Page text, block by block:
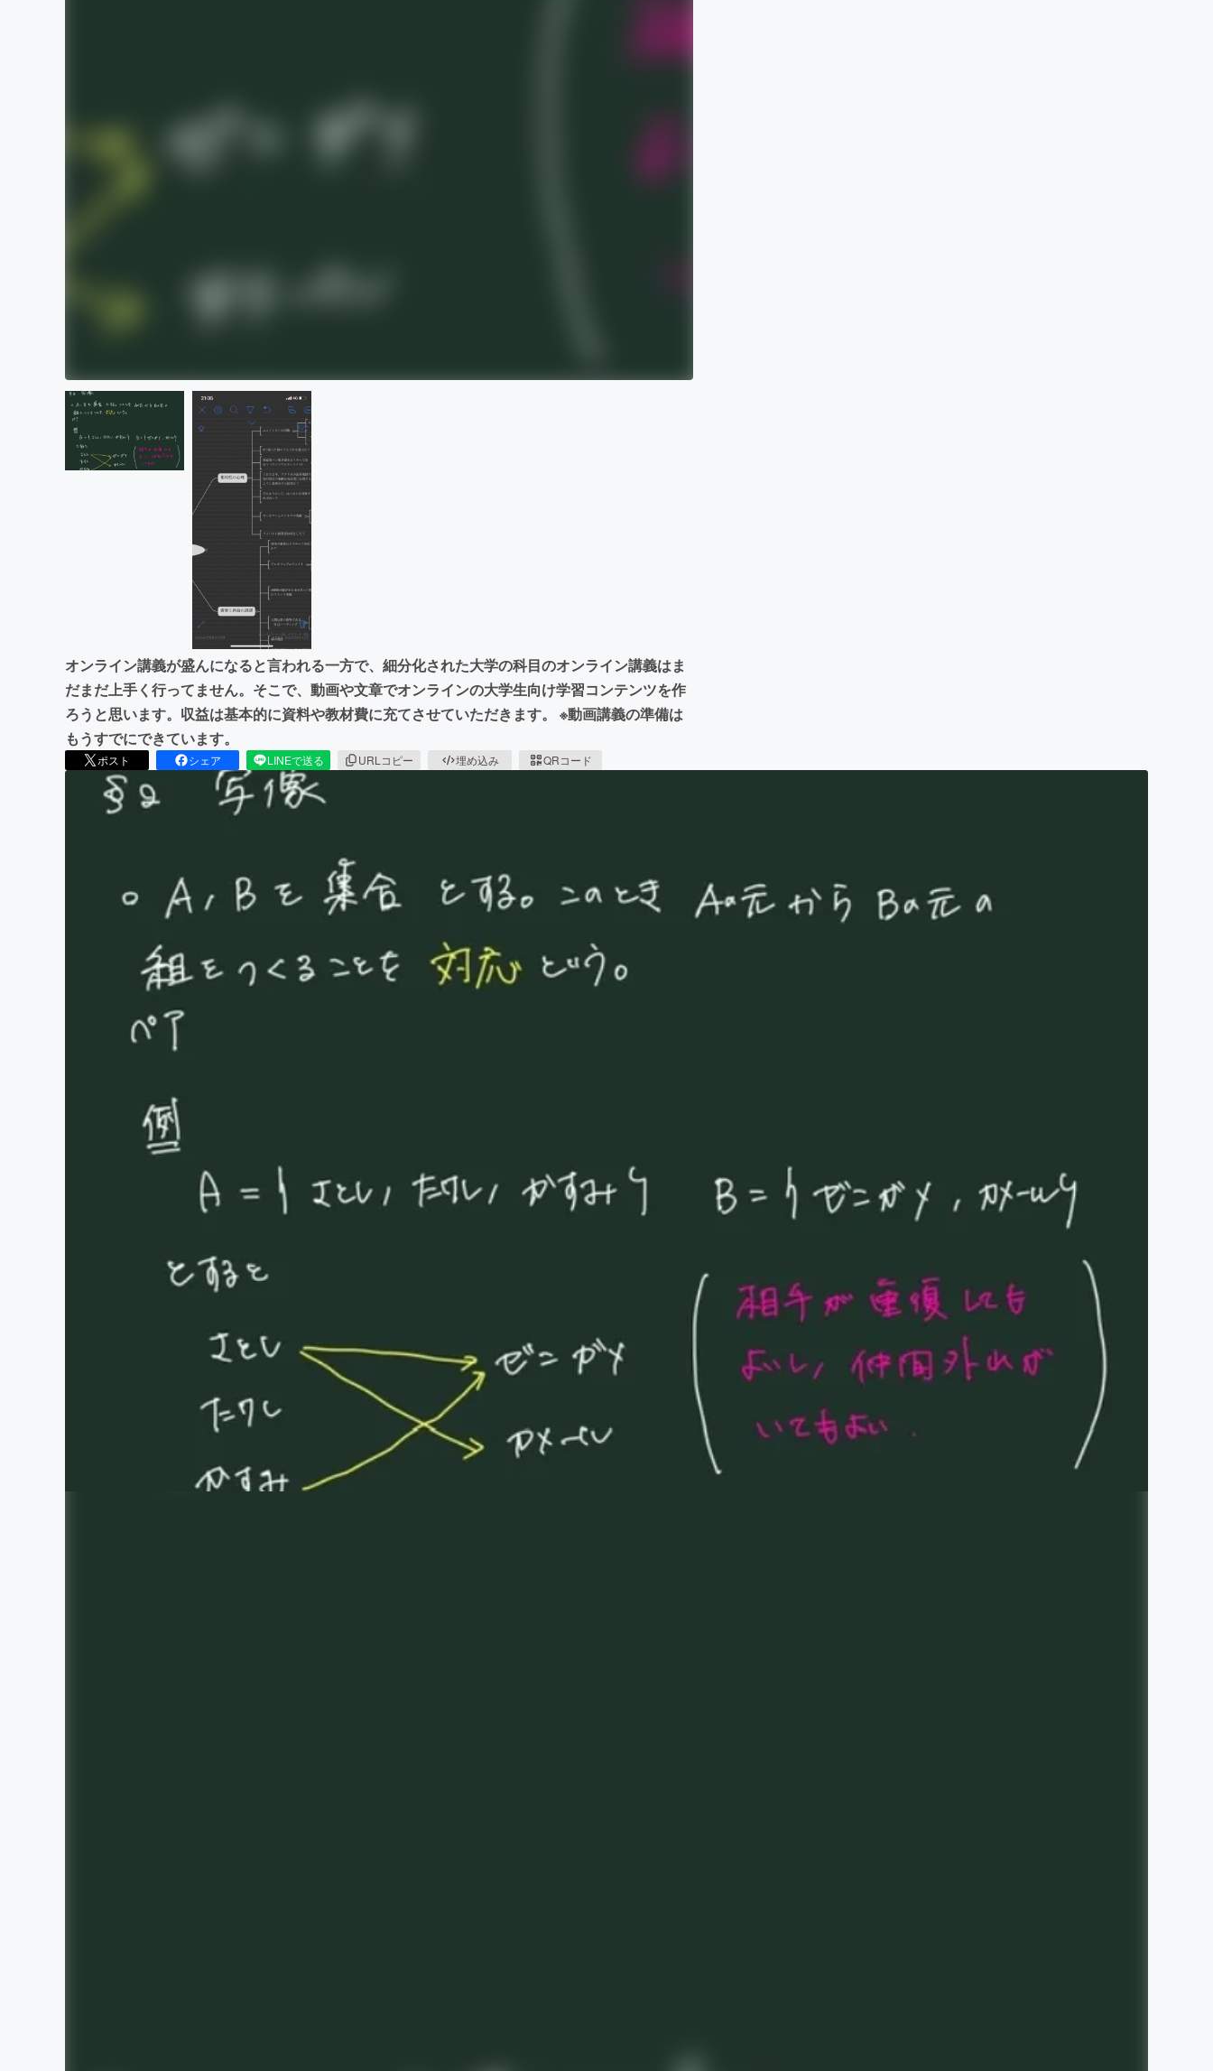
オンライン講義が盛んになると言われる一方で、細分化された大学の科目のオンライン講義はま
だまだ上手く行ってません。そこで、動画や文章でオンラインの大学生向け学習コンテンツを作
ろうと思います。収益は基本的に資料や教材費に充てさせていただきます。 ※動画講義の準備は
もうすでにできています。
ポスト シェア LINEで送る URLコピー 埋め込み QRコード